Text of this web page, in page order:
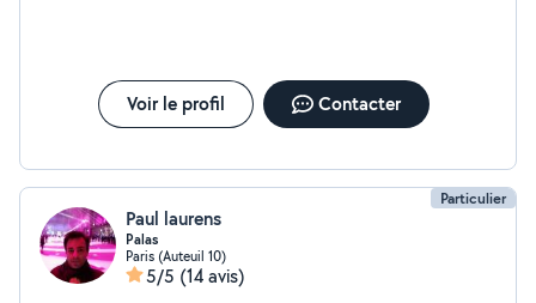
Voir le profil Contacter
Particulier
Paul laurens
Palas
Paris (Auteuil 10)
5/5 (14 avis)